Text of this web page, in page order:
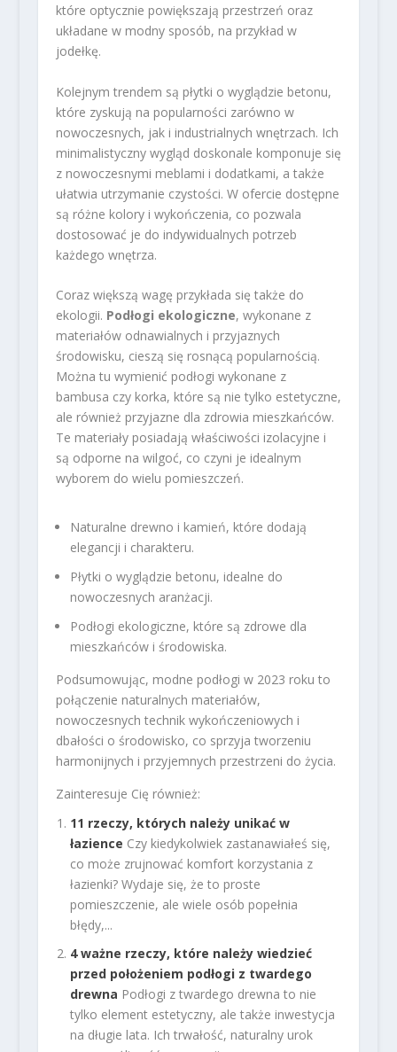
które optycznie powiększają przestrzeń oraz
układane w modny sposób, na przykład w
jodełkę.
Kolejnym trendem są płytki o wyglądzie betonu,
które zyskują na popularności zarówno w
nowoczesnych, jak i industrialnych wnętrzach. Ich
minimalistyczny wygląd doskonale komponuje się
z nowoczesnymi meblami i dodatkami, a także
ułatwia utrzymanie czystości. W ofercie dostępne
są różne kolory i wykończenia, co pozwala
dostosować je do indywidualnych potrzeb
każdego wnętrza.
Coraz większą wagę przykłada się także do
ekologii. Podłogi ekologiczne, wykonane z
materiałów odnawialnych i przyjaznych
środowisku, cieszą się rosnącą popularnością.
Można tu wymienić podłogi wykonane z
bambusa czy korka, które są nie tylko estetyczne,
ale również przyjazne dla zdrowia mieszkańców.
Te materiały posiadają właściwości izolacyjne i
są odporne na wilgoć, co czyni je idealnym
wyborem do wielu pomieszczeń.
Naturalne drewno i kamień, które dodają
elegancji i charakteru.
Płytki o wyglądzie betonu, idealne do
nowoczesnych aranżacji.
Podłogi ekologiczne, które są zdrowe dla
mieszkańców i środowiska.
Podsumowując, modne podłogi w 2023 roku to
połączenie naturalnych materiałów,
nowoczesnych technik wykończeniowych i
dbałości o środowisko, co sprzyja tworzeniu
harmonijnych i przyjemnych przestrzeni do życia.
Zainteresuje Cię również:
11 rzeczy, których należy unikać w
łazience Czy kiedykolwiek zastanawiałeś się,
co może zrujnować komfort korzystania z
łazienki? Wydaje się, że to proste
pomieszczenie, ale wiele osób popełnia
błędy,...
4 ważne rzeczy, które należy wiedzieć
przed położeniem podłogi z twardego
drewna Podłogi z twardego drewna to nie
tylko element estetyczny, ale także inwestycja
na długie lata. Ich trwałość, naturalny urok